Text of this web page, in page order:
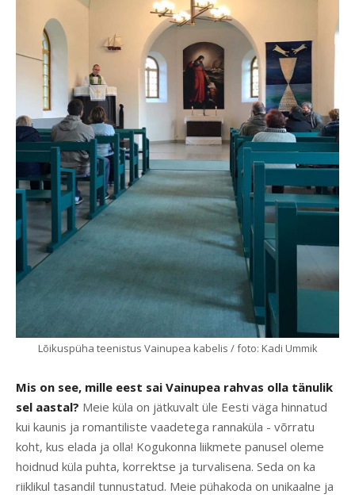
Lõikuspüha teenistus Vainupea kabelis / foto: Kadi Ummik
Mis on see, mille eest sai Vainupea rahvas olla tänulik
sel aastal? Meie küla on jätkuvalt üle Eesti väga hinnatud
kui kaunis ja romantiliste vaadetega rannaküla - võrratu
koht, kus elada ja olla! Kogukonna liikmete panusel oleme
hoidnud küla puhta, korrektse ja turvalisena. Seda on ka
riiklikul tasandil tunnustatud. Meie pühakoda on unikaalne ja